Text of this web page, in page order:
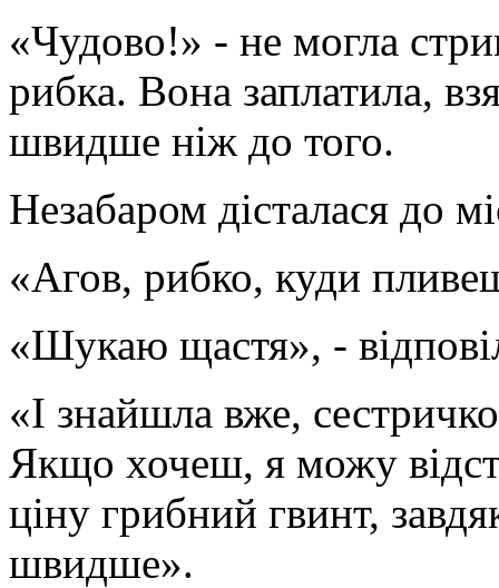
«Чудово!» - не могла
рибка. Вона заплатила,
швидше ніж до того.
Незабаром дісталася до
«Агов, рибко, куди
«Шукаю щастя», -
«І знайшла вже,
Якщо хочеш, я можу
ціну грибний гвинт,
швидше».